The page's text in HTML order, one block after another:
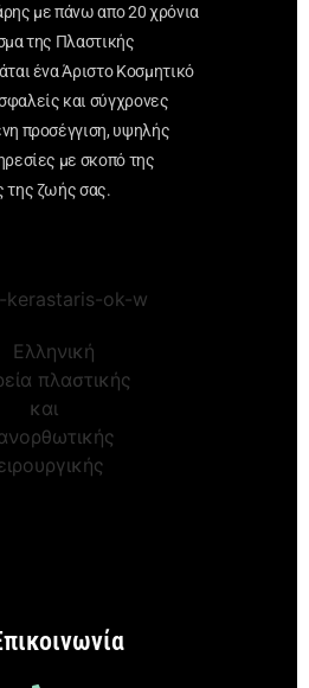
με πάνω απο 20 χρόνια
της Πλαστικής
ένα Άριστο Κοσμητικό
και σύγχρονες
προσέγγιση, υψηλής
με σκοπό της
της ζωής σας.